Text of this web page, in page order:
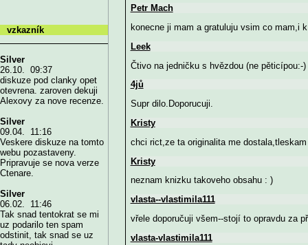
Petr Mach
konecne ji mam a gratuluju vsim co mam,i
Leek
Čtivo na jedničku s hvězdou (ne pěticípou:-)
4jů
Supr dilo.Doporucuji.
Kristy
chci rict,ze ta originalita me dostala,tleskam
Kristy
neznam knizku takoveho obsahu : )
vlasta--vlastimila111
vřele doporučuji všem--stojí to opravdu za
vlasta-vlastimila111
vzkazník
Silver
26.10. 09:37
diskuze pod clanky opet
otevrena. zaroven dekuji
Alexovy za nove recenze.
Silver
09.04. 11:16
Veskere diskuze na tomto
webu pozastaveny.
Pripravuje se nova verze
Ctenare.
Silver
06.02. 11:46
Tak snad tentokrat se mi
uz podarilo ten spam
odstinit, tak snad se uz